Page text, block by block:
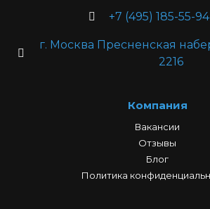
+7 (495) 185-55-94
г. Москва Пресненская
2216
Компания
Вакансии
Отзывы
Блог
Политика